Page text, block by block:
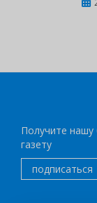
Получите
газету
подписаться